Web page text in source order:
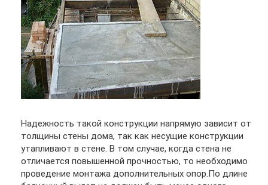
Надежность такой конструкции напрямую зависит от
толщины стены дома, так как несущие конструкции
утапливают в стене. В том случае, когда стена не
отличается повышенной прочностью, то необходимо
проведение монтажа дополнительных опор.По длине